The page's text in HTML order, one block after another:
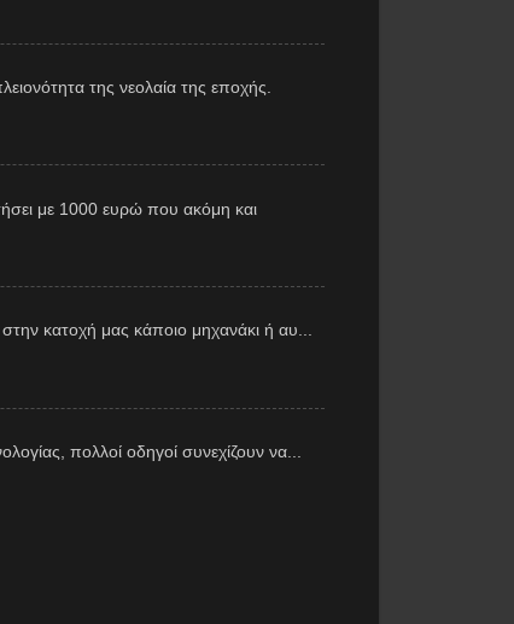
της νεολαία της εποχής.
με 1000 ευρώ που ακόμη και
κατοχή μας κάποιο μηχανάκι ή αυ...
πολλοί οδηγοί συνεχίζουν να...